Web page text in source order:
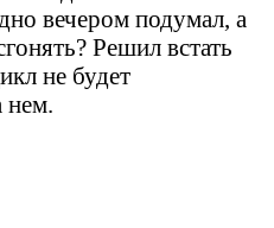
вечером подумал, а
Решил встать
не будет
нем.